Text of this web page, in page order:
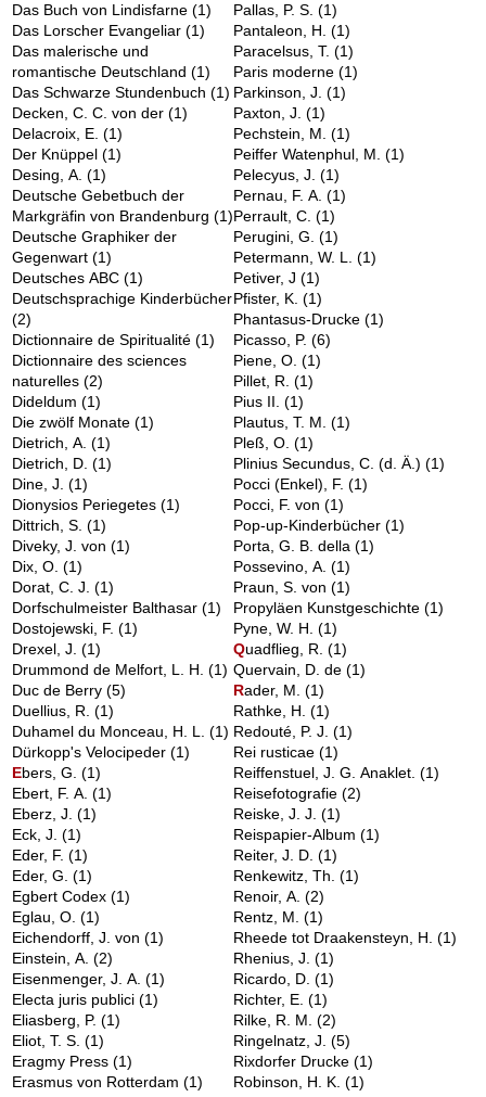
Das Buch von Lindisfarne(1)
Das Lorscher Evangeliar(1)
Das malerische und
romantische Deutschland(1)
Das Schwarze Stundenbuch(1)
Decken, C. C. von der(1)
Delacroix, E.(1)
Der Knüppel(1)
Desing, A.(1)
Deutsche Gebetbuch der
Markgräfin von Brandenburg(1)
Deutsche Graphiker der
Gegenwart(1)
Deutsches ABC(1)
Deutschsprachige Kinderbücher
(2)
Dictionnaire de Spiritualité(1)
Dictionnaire des sciences
naturelles(2)
Dideldum(1)
Die zwölf Monate(1)
Dietrich, A.(1)
Dietrich, D.(1)
Dine, J.(1)
Dionysios Periegetes(1)
Dittrich, S.(1)
Diveky, J. von(1)
Dix, O.(1)
Dorat, C. J.(1)
Dorfschulmeister Balthasar(1)
Dostojewski, F.(1)
Drexel, J.(1)
Drummond de Melfort, L. H.(1)
Duc de Berry(5)
Duellius, R.(1)
Duhamel du Monceau, H. L.(1)
Dürkopp's Velocipeder(1)
Ebers, G.(1)
Ebert, F. A.(1)
Eberz, J.(1)
Eck, J.(1)
Eder, F.(1)
Eder, G.(1)
Egbert Codex(1)
Eglau, O.(1)
Eichendorff, J. von(1)
Einstein, A.(2)
Eisenmenger, J. A.(1)
Electa juris publici(1)
Eliasberg, P.(1)
Eliot, T. S.(1)
Eragmy Press(1)
Erasmus von Rotterdam(1)
Pallas, P. S.(1)
Pantaleon, H.(1)
Paracelsus, T.(1)
Paris moderne(1)
Parkinson, J.(1)
Paxton, J.(1)
Pechstein, M.(1)
Peiffer Watenphul, M.(1)
Pelecyus, J.(1)
Pernau, F. A.(1)
Perrault, C.(1)
Perugini, G.(1)
Petermann, W. L.(1)
Petiver, J(1)
Pfister, K.(1)
Phantasus-Drucke(1)
Picasso, P.(6)
Piene, O.(1)
Pillet, R.(1)
Pius II.(1)
Plautus, T. M.(1)
Pleß, O.(1)
Plinius Secundus, C. (d. Ä.)(1)
Pocci (Enkel), F.(1)
Pocci, F. von(1)
Pop-up-Kinderbücher(1)
Porta, G. B. della(1)
Possevino, A.(1)
Praun, S. von(1)
Propyläen Kunstgeschichte(1)
Pyne, W. H.(1)
Quadflieg, R.(1)
Quervain, D. de(1)
Rader, M.(1)
Rathke, H.(1)
Redouté, P. J.(1)
Rei rusticae(1)
Reiffenstuel, J. G. Anaklet.(1)
Reisefotografie(2)
Reiske, J. J.(1)
Reispapier-Album(1)
Reiter, J. D.(1)
Renkewitz, Th.(1)
Renoir, A.(2)
Rentz, M.(1)
Rheede tot Draakensteyn, H.(1)
Rhenius, J.(1)
Ricardo, D.(1)
Richter, E.(1)
Rilke, R. M.(2)
Ringelnatz, J.(5)
Rixdorfer Drucke(1)
Robinson, H. K.(1)